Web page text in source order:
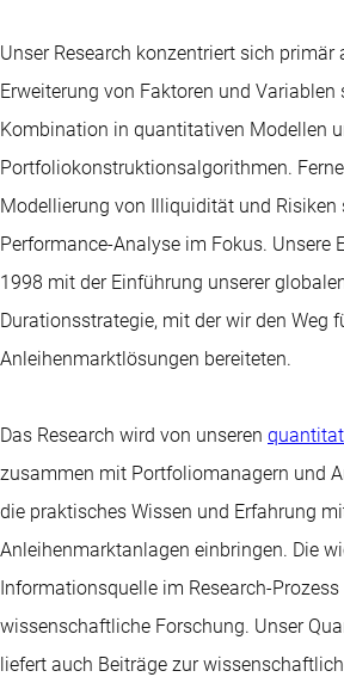
Unser Research konzentriert sich primär
Erweiterung von Faktoren und Variablen
Kombination in quantitativen Modellen
Portfoliokonstruktionsalgorithmen.
Modellierung von Illiquidität und Risiken
Performance-Analyse im Fokus. Unsere
1998 mit der Einführung unserer
Durationsstrategie, mit der wir den Weg
Anleihenmarktlösungen bereiteten.
Das Research wird von unseren
zusammen mit Portfoliomanagern und
die praktisches Wissen und Erfahrung
Anleihenmarktanlagen einbringen. Die
Informationsquelle im Research-
wissenschaftliche Forschung. Unser
liefert auch Beiträge zur